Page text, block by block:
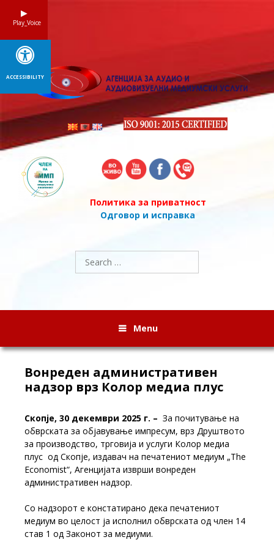
Политика за приватност
Одговор и исправка
Search
for:
Menu
Вонреден административен
надзор врз Колор медиа плус
Скопје, 30 декември 2025 г. – За почитување на
обврската за објавување импресум, врз Друштвото
за производство, трговија и услуги Колор медиа
плус од Скопје, издавач на печатениот медиум „The
Economist“, Агенцијата изврши вонреден
административен надзор.
Со надзорот е констатирано дека печатениот
медиум во целост ја исполнил обврската од член 14
став 1 од Законот за медиуми.
Play_Voice
ACCESSIBILITY